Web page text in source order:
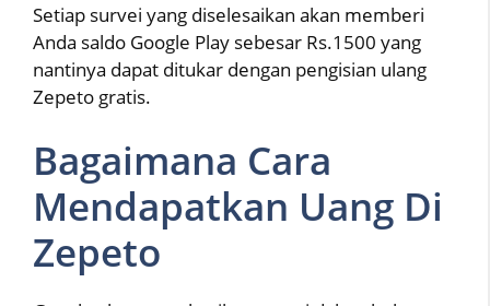
Setiap survei yang diselesaikan akan memberi
Anda saldo Google Play sebesar Rs.1500 yang
nantinya dapat ditukar dengan pengisian ulang
Zepeto gratis.
Bagaimana Cara
Mendapatkan Uang Di
Zepeto